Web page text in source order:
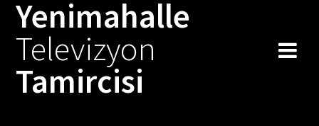
Skip
to
Yenimahalle
Televizyon
Tamircisi